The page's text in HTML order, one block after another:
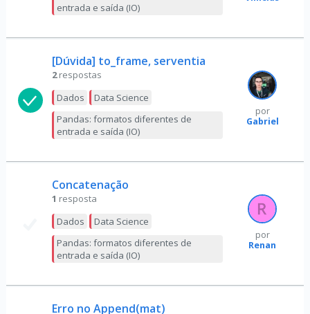
entrada e saída (IO)
[Dúvida] to_frame, serventia
2 respostas
Dados
Data Science
Pandas: formatos diferentes de
entrada e saída (IO)
por
Gabriel
Concatenação
1 resposta
Dados
Data Science
Pandas: formatos diferentes de
entrada e saída (IO)
por
Renan
Erro no Append(mat)